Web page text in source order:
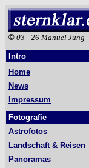
© 03 - 26 Manuel Jung
Intro
Home
News
Impressum
Fotografie
Astrofotos
Landschaft & Reisen
Panoramas